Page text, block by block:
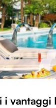
i vantaggi